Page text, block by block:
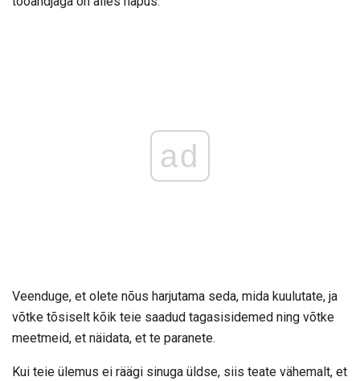
ad
Veenduge, et olete nõus harjutama seda, mida kuulutate, ja
võtke tõsiselt kõik teie saadud tagasisidemed ning võtke
meetmeid, et näidata, et te paranete.
Kui teie ülemus ei räägi sinuga üldse, siis teate vähemalt, et